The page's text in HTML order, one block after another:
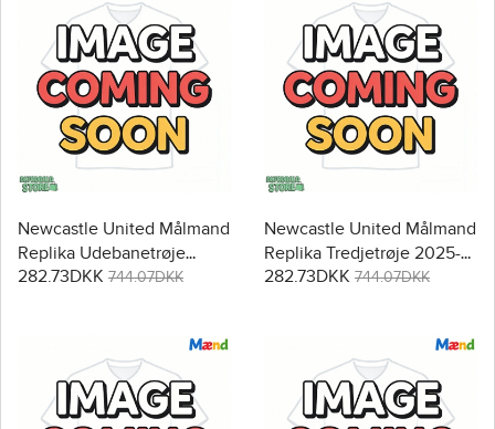
Newcastle United Målmand
Replika Udebanetrøje
2025-26 Kortærmet
282.73DKK 744.07DKK
Newcastle United Målmand
Replika Tredjetrøje 2025-
26 Kortærmet
282.73DKK 744.07DKK